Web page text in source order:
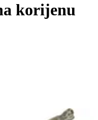
korijenu